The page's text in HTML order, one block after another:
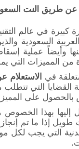
عن طريق النت
كبيرة في عالم
السعودية
وأيضاً عملية
من المميزات التي
في الاستعلام
القضايا التي
على
إليها بهذا الخصوص
إذا ما تم
التي يجب لكل